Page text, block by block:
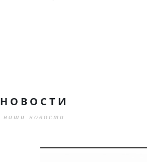
НОВОСТИ
наши новости